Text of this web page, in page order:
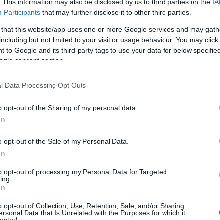
This information may also be disclosed by us to third parties on the
Participants that may further disclose it to other third parties.
that this website/app uses one or more Google services and may
but not limited to your visit or usage behaviour. You may
to Google and its third-party tags to use your data for below
consent section.
Data Processing Opt Outs
opt-out of the Sharing of my personal data.
opt-out of the Sale of my Personal Data.
opt-out of processing my Personal Data for Targeted
opt-out of Collection, Use, Retention, Sale, and/or Sharing
Data that Is Unrelated with the Purposes for which it
fue multado con 500 euros tras
Trevi como si fuera una piscina, y las
acceso al casco histórico para proteger
pujCXlH0JH
May 12, 2026
των σόσιαλ
του ζήτησαν να βγει από το
να τον απομακρύνουν από τη Φοντάνα
500 ευρώ. Ωστόσο, πολλοί Ιταλοί
δικτύωσης, θεωρώντας την
ευρώ είναι ψιλά. Αν ήταν 5.000 ευρώ, θα το